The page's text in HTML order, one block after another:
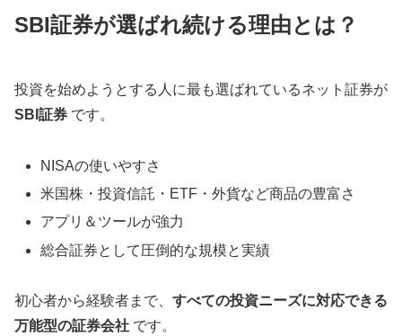
SBI証券が選ばれ続ける理由とは？
投資を始めようとする人に最も選ばれているネット証券が
SBI証券 です。
NISAの使いやすさ
米国株・投資信託・ETF・外貨など商品の豊富さ
アプリ＆ツールが強力
総合証券として圧倒的な規模と実績
初心者から経験者まで、 すべての投資ニーズに対応できる
万能型の証券会社 です。